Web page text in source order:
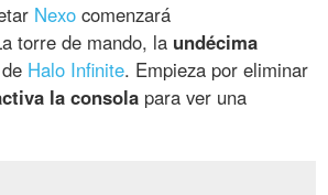
Nexo comenzará
torre de mando, la undécima
de Halo Infinite. Empieza por eliminar
la consola para ver una